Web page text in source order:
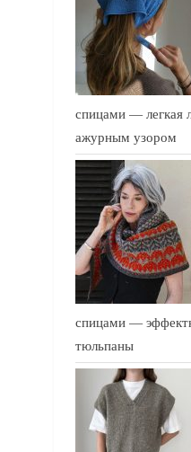
спицами — легкая
ажурным узором
спицами —
тюльпаны